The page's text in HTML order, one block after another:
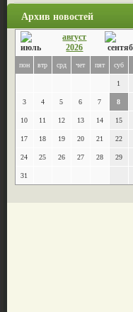
Архив новостей
август
2026
пон втр срд чет пят суб
1
3 4 5 6 7 8
10 11 12 13 14 15
17 18 19 20 21 22
24 25 26 27 28 29
31